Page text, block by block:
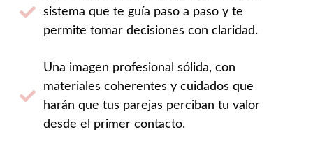
sistema que te guía paso a paso y te
permite tomar decisiones con claridad.
Una imagen profesional sólida, con
materiales coherentes y cuidados que
harán que tus parejas perciban tu valor
desde el primer contacto.